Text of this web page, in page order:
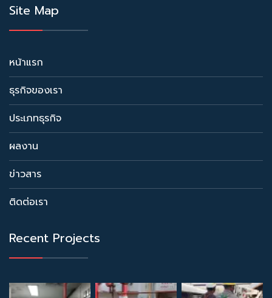
Site Map
หน้าแรก
ธุรกิจของเรา
ประเภทธุรกิจ
ผลงาน
ข่าวสาร
ติดต่อเรา
Recent Projects